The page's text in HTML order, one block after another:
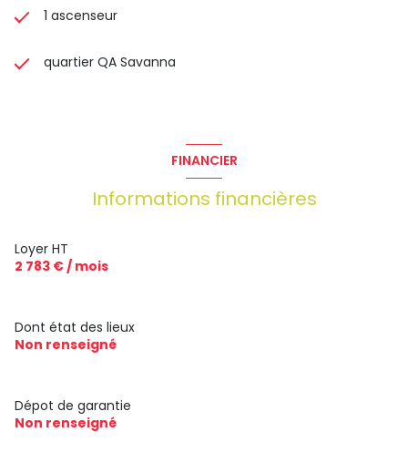
1 ascenseur
quartier QA Savanna
FINANCIER
Informations financières
Loyer HT
2 783 € / mois
Dont état des lieux
Non renseigné
Dépot de garantie
Non renseigné